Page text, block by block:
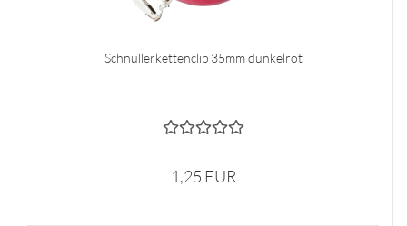
Schnullerkettenclip 35mm dunkelrot
1,25 EUR